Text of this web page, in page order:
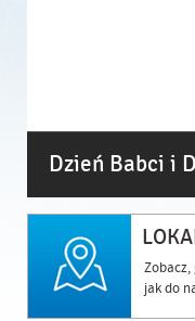
Dzień Babci i
Zobacz,
jak do